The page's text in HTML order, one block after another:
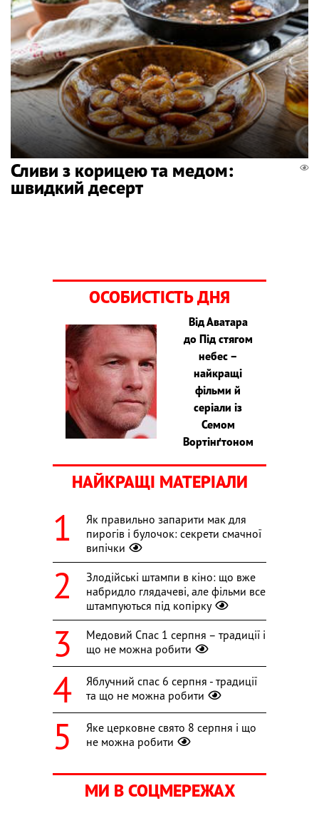
Сливи з корицею та медом:
швидкий десерт
ОСОБИСТІСТЬ ДНЯ
Від Аватара
до Під стягом
небес –
найкращі
фільми й
серіали із
Семом
Вортінґтоном
НАЙКРАЩІ МАТЕРІАЛИ
Як правильно запарити мак для
пирогів і булочок: секрети смачної
випічки
Злодійські штампи в кіно: що вже
набридло глядачеві, але фільми все
штампуються під копірку
Медовий Спас 1 серпня – традиції і
що не можна робити
Яблучний спас 6 серпня - традиції
та що не можна робити
Яке церковне свято 8 серпня і що
не можна робити
МИ В СОЦМЕРЕЖАХ